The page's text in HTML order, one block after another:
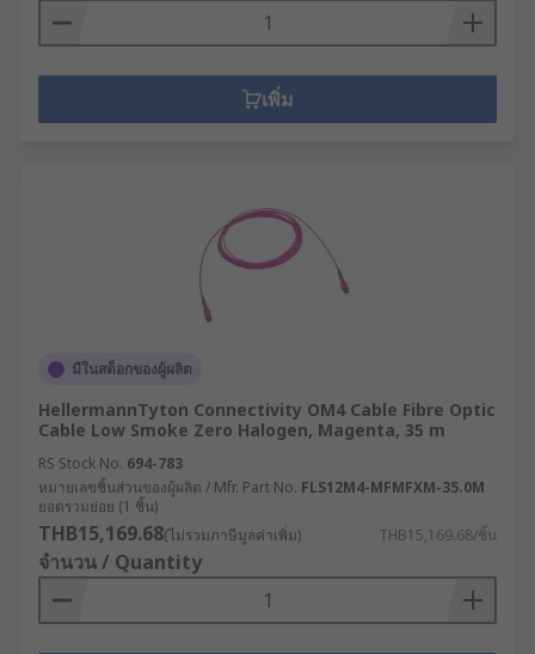
เพิ่ม
มีในสต็อกของผู้ผลิต
HellermannTyton Connectivity OM4 Cable Fibre Optic
Cable Low Smoke Zero Halogen, Magenta, 35 m
RS Stock No. 694-783
หมายเลขชิ้นส่วนของผู้ผลิต / Mfr. Part No. FLS12M4-MFMFXM-35.0M
ยอดรวมย่อย (1 ชิ้น)
THB15,169.68(ไม่รวมภาษีมูลค่าเพิ่ม) THB15,169.68/ชิ้น
จำนวน / Quantity